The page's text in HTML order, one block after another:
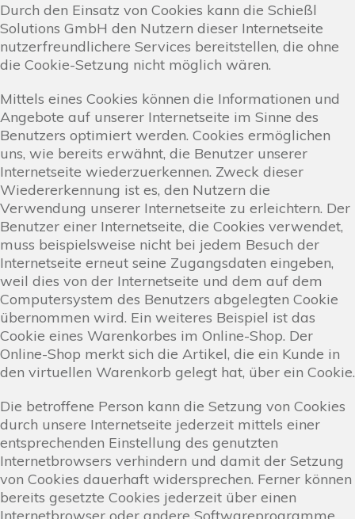
Durch den Einsatz von Cookies kann die Schießl
Solutions GmbH den Nutzern dieser Internetseite
nutzerfreundlichere Services bereitstellen, die ohne
die Cookie-Setzung nicht möglich wären.
Mittels eines Cookies können die Informationen und
Angebote auf unserer Internetseite im Sinne des
Benutzers optimiert werden. Cookies ermöglichen
uns, wie bereits erwähnt, die Benutzer unserer
Internetseite wiederzuerkennen. Zweck dieser
Wiedererkennung ist es, den Nutzern die
Verwendung unserer Internetseite zu erleichtern. Der
Benutzer einer Internetseite, die Cookies verwendet,
muss beispielsweise nicht bei jedem Besuch der
Internetseite erneut seine Zugangsdaten eingeben,
weil dies von der Internetseite und dem auf dem
Computersystem des Benutzers abgelegten Cookie
übernommen wird. Ein weiteres Beispiel ist das
Cookie eines Warenkorbes im Online-Shop. Der
Online-Shop merkt sich die Artikel, die ein Kunde in
den virtuellen Warenkorb gelegt hat, über ein Cookie.
Die betroffene Person kann die Setzung von Cookies
durch unsere Internetseite jederzeit mittels einer
entsprechenden Einstellung des genutzten
Internetbrowsers verhindern und damit der Setzung
von Cookies dauerhaft widersprechen. Ferner können
bereits gesetzte Cookies jederzeit über einen